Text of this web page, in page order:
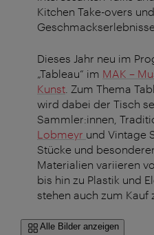
Kitchen Take-overs
Dieses Jahr neu im
„Tableau“ im MAK –
Kunst . Zum Thema
wird dabei der Tisch
Sammler:innen,
Lobmeyr und Vintage
Stücke und
Materialien variieren
bis hin zu Plastik und
stehen auch zum Kauf
Alle Bilder anzeigen